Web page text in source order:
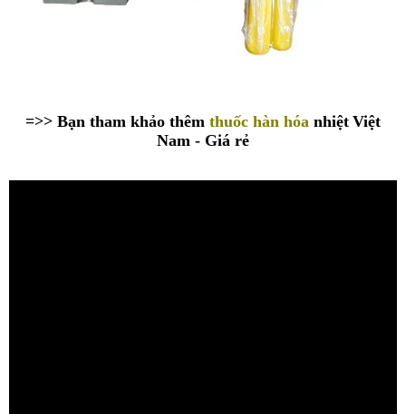
=>> Bạn tham khảo thêm thuốc hàn hóa nhiệt Việt
Nam - Giá rẻ